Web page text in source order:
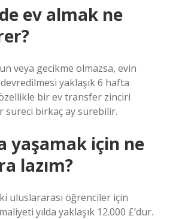
ev almak ne
veya gecikme olmazsa, evin
yaklaşık 6 hafta
bir ev transfer zinciri
süreci birkaç ay sürebilir.
yaşamak için ne
lazım?
uluslararası öğrenciler için
yılda yaklaşık 12.000 £’dur.